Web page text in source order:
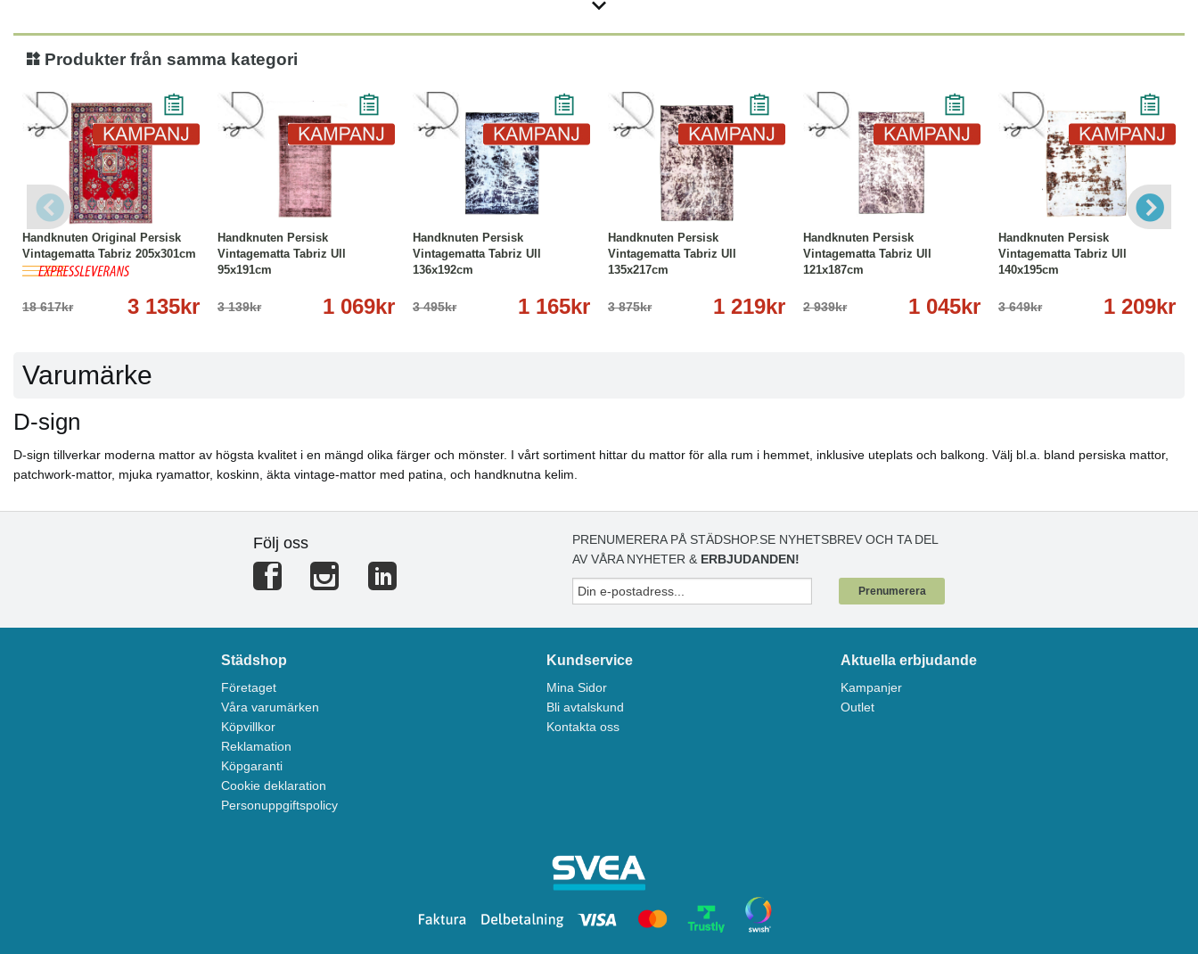
Produkter från samma kategori
Handknuten Original Persisk
Vintagematta Tabriz 205x301cm
18 617kr 3 135kr
-83% Köp Läs mer
Handknuten Persisk
Vintagematta Tabriz Ull
95x191cm
3 139kr 1 069kr
Köp
Handknuten Persisk
Vintagematta Tabriz Ull
136x192cm
3 495kr 1 165kr
Köp Läs mer
Handknuten Persisk
Vintagematta Tabriz Ull
135x217cm
3 875kr 1 219kr
Köp Läs mer
Handknuten Persisk
Vintagematta Tabriz Ull
121x187cm
2 939kr 1 045kr
Köp
Handknuten Persisk
Vintagematta Tabriz Ull
140x195cm
3 649kr 1 209kr
Köp Läs mer
Varumärke
D-sign
D-sign tillverkar moderna mattor av högsta kvalitet i en mängd olika färger och mönster. I vårt sortiment hittar du mattor för alla rum i hemmet, inklusive uteplats och balkong. Välj bl.a. bland persiska mattor,
patchwork-mattor, mjuka ryamattor, koskinn, äkta vintage-mattor med patina, och handknutna kelim.
Följ oss
PRENUMERERA PÅ STÄDSHOP.SE NYHETSBREV OCH TA DEL
AV VÅRA NYHETER & ERBJUDANDEN!
Prenumerera
Städshop
Företaget
Våra varumärken
Köpvillkor
Reklamation
Köpgaranti
Cookie deklaration
Personuppgiftspolicy
Kundservice
Mina Sidor
Bli avtalskund
Kontakta oss
Aktuella erbjudande
Kampanjer
Outlet